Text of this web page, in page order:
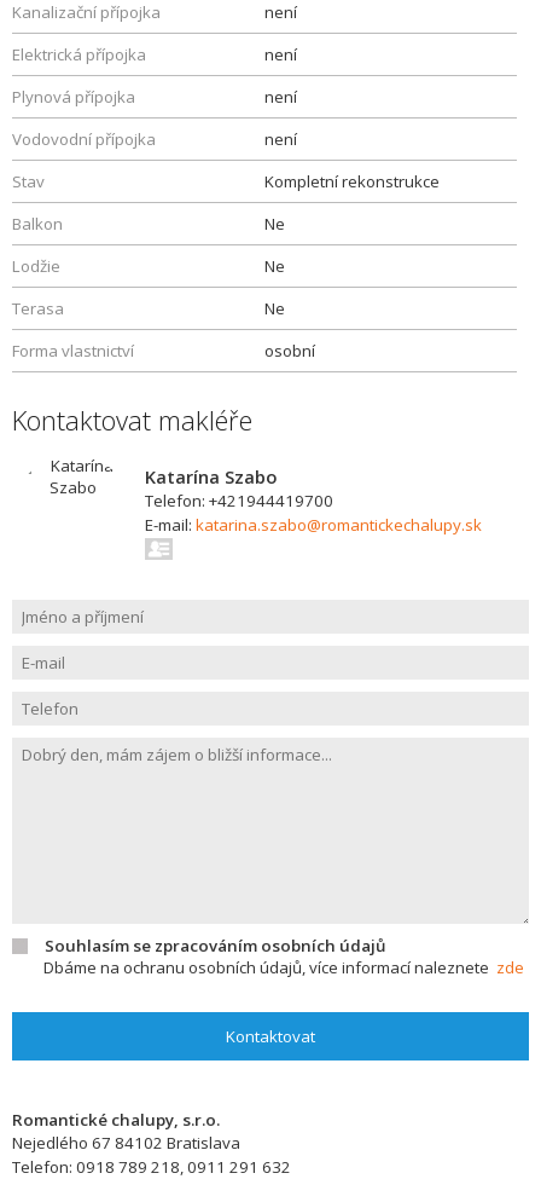
Kanalizační přípojka
není
Elektrická přípojka
není
Plynová přípojka
není
Vodovodní přípojka
není
Stav
Kompletní rekonstrukce
Balkon
Ne
Lodžie
Ne
Terasa
Ne
Forma vlastnictví
osobní
Kontaktovat makléře
Katarína Szabo
Telefon: +421944419700
E-mail: katarina.szabo@romantickechalupy.sk
Souhlasím se zpracováním osobních údajů
Dbáme na ochranu osobních údajů, více informací naleznete zde
Kontaktovat
Romantické chalupy, s.r.o.
Nejedlého 67 84102 Bratislava
Telefon: 0918 789 218, 0911 291 632